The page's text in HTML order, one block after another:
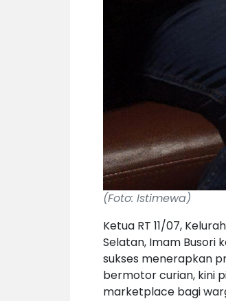
(Foto: Istimewa)
Ketua RT 11/07,
Selatan, Imam Busori
sukses menerapkan
bermotor curian, kini
marketplace bagi